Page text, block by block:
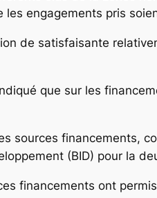
les engagements pris
de satisfaisante
que sur les
sources financements,
(BID) pour la
financements ont